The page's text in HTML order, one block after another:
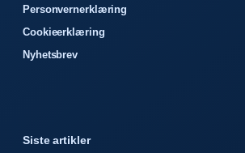
Personvernerklæring
Cookieerklæring
Nyhetsbrev
Siste artikler